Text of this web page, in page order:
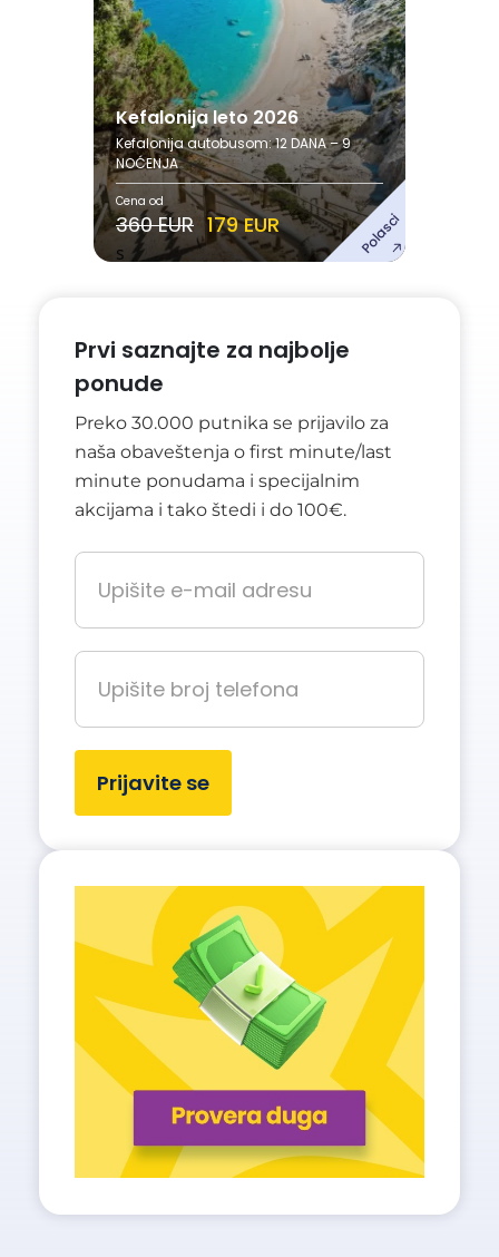
Kefalonija leto 2026
Kefalonija autobusom: 12 DANA – 9
NOĆENJA
Cena od
360 EUR 179 EUR
s Polasci
Septembar
08.09.2026. - 19.09.2026.
Pogledaj ponudu
Prvi saznajte za najbolje
ponude
Preko 30.000 putnika se prijavilo za
naša obaveštenja o first minute/last
minute ponudama i specijalnim
akcijama i tako štedi i do 100€.